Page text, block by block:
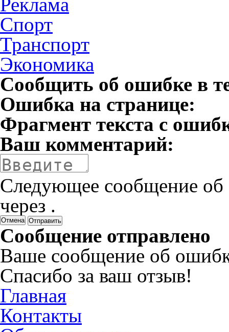
Спорт
Транспорт
Экономика
Сообщить об ошибке в
Ошибка на странице:
Фрагмент текста с
Ваш комментарий:
Следующее сообщение об
через .
Отмена
Сообщение отправлено
Ваше сообщение об
Спасибо за ваш отзыв!
Главная
Контакты